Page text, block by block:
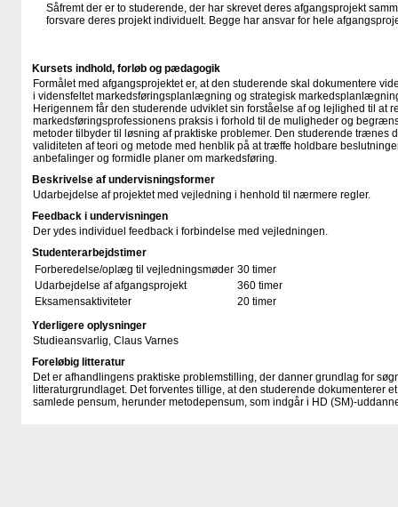
Såfremt der er to studerende, der har skrevet deres afgangsprojekt
forsvare deres projekt individuelt. Begge har ansvar for hele
Kursets indhold, forløb og pædagogik
Formålet med afgangsprojektet er, at den studerende skal dokumentere
i vidensfeltet markedsføringsplanlægning og strategisk
Herigennem får den studerende udviklet sin forståelse af og lejlighed til at
markedsføringsprofessionens praksis i forhold til de muligheder og
metoder tilbyder til løsning af praktiske problemer. Den studerende trænes
validiteten af teori og metode med henblik på at træffe holdbare
anbefalinger og formidle planer om markedsføring.
Beskrivelse af undervisningsformer
Udarbejdelse af projektet med vejledning i henhold til nærmere regler.
Feedback i undervisningen
Der ydes individuel feedback i forbindelse med vejledningen.
Studenterarbejdstimer
Forberedelse/oplæg til vejledningsmøder 30 timer
Udarbejdelse af afgangsprojekt
360 timer
Eksamensaktiviteter
20 timer
Yderligere oplysninger
Studieansvarlig, Claus Varnes
Foreløbig litteratur
Det er afhandlingens praktiske problemstilling, der danner grundlag for
litteraturgrundlaget. Det forventes tillige, at den studerende dokumenterer
samlede pensum, herunder metodepensum, som indgår i HD (SM)-